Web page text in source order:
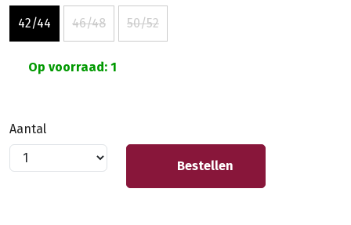
42/44 46/48 50/52
Op voorraad: 1
Aantal
Bestellen